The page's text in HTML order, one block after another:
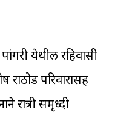
येथील रहिवासी
परिवारासह
रात्री समृध्दी